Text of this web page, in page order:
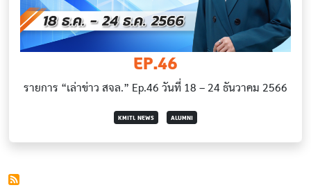
EP.46
รายการ “เล่าข่าว สจล.” Ep.46 วันที่ 18 – 24 ธันวาคม 2566
KMITL NEWS ALUMNI